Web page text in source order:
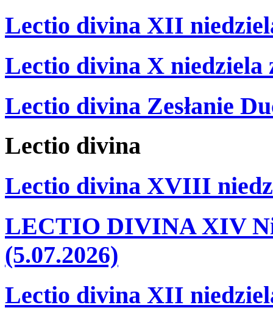
Lectio divina XII
Lectio divina X niedziela
Lectio divina Zesłanie
Lectio divina
Lectio divina XVIII
LECTIO DIVINA XIV
(5.07.2026)
Lectio divina XII